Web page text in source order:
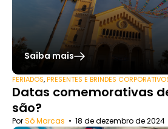
Saiba mais
FERIADOS,PRESENTES E BRINDES
Datas comemorativas
são?
PorSó Marcas • 18 de dezembro de 2024